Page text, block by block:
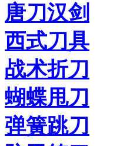
唐刀汉剑
西式刀具
战术折刀
蝴蝶甩刀
弹簧跳刀